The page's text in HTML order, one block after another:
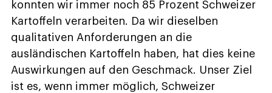
konnten wir immer noch 85 Prozent Schweizer
Kartoffeln verarbeiten. Da wir dieselben
qualitativen Anforderungen an die
ausländischen Kartoffeln haben, hat dies keine
Auswirkungen auf den Geschmack. Unser Ziel
ist es, wenn immer möglich, Schweizer